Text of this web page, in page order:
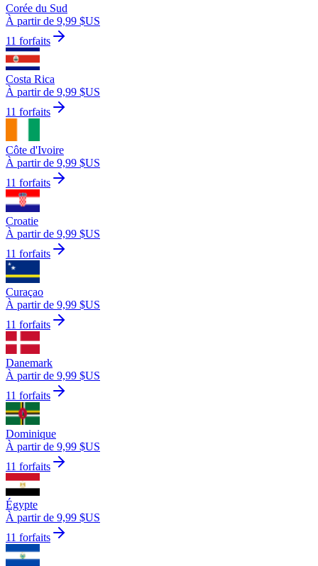
Corée du Sud
À partir de 9,99 $US
11 forfaits
Costa Rica
À partir de 9,99 $US
11 forfaits
Côte d'Ivoire
À partir de 9,99 $US
11 forfaits
Croatie
À partir de 9,99 $US
11 forfaits
Curaçao
À partir de 9,99 $US
11 forfaits
Danemark
À partir de 9,99 $US
11 forfaits
Dominique
À partir de 9,99 $US
11 forfaits
Égypte
À partir de 9,99 $US
11 forfaits